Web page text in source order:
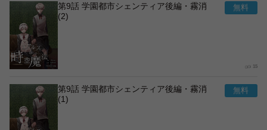
第9話 学園都市シェンティア後編・霧消
(2)
15
第9話 学園都市シェンティア後編・霧消
(1)